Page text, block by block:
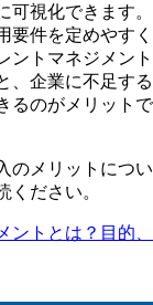
視化できます。
要件を定めやすく
ントマネジメント
、企業に不足する
るのがメリットで
のメリットについ
ださい。
ントとは？目的、